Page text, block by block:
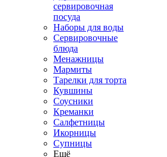
сервировочная
посуда
Наборы для воды
Сервировочные
блюда
Менажницы
Мармиты
Тарелки для торта
Кувшины
Соусники
Креманки
Салфетницы
Икорницы
Супницы
Ещё